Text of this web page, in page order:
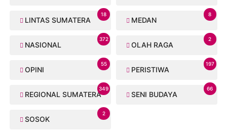
LINTAS SUMATERA
18
MEDAN
8
NASIONAL
372
OLAH RAGA
2
OPINI
55
PERISTIWA
197
REGIONAL SUMATERA
349
SENI BUDAYA
66
SOSOK
2